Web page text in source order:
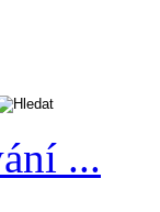
...